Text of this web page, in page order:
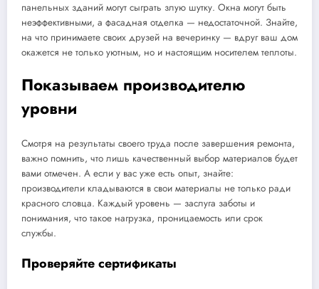
панельных зданий могут сыграть злую шутку. Окна могут быть
неэффективными, а фасадная отделка — недостаточной. Знайте,
на что принимаете своих друзей на вечеринку — вдруг ваш дом
окажется не только уютным, но и настоящим носителем теплоты.
Показываем производителю
уровни
Смотря на результаты своего труда после завершения ремонта,
важно помнить, что лишь качественный выбор материалов будет
вами отмечен. А если у вас уже есть опыт, знайте:
производители кладываются в свои материалы не только ради
красного словца. Каждый уровень — заслуга заботы и
понимания, что такое нагрузка, проницаемость или срок
службы.
Проверяйте сертификаты